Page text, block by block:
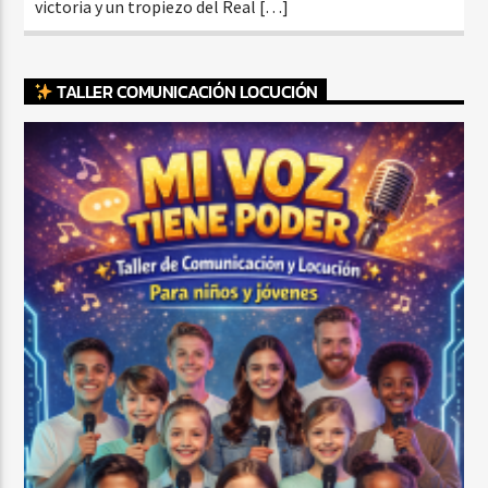
victoria y un tropiezo del Real […]
TALLER COMUNICACIÓN LOCUCIÓN